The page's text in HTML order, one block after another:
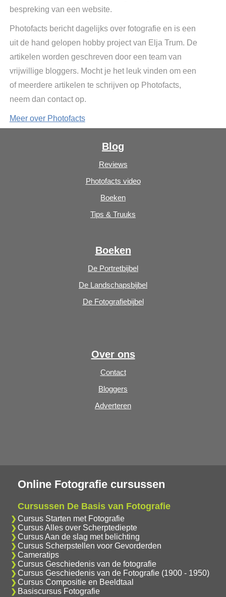
bespreking van een website.
Photofacts bericht dagelijks over fotografie en is een
uit de hand gelopen hobby project van Elja Trum. De
artikelen worden geschreven door een team van
vrijwillige bloggers. Mocht je het leuk vinden om een
of meerdere artikelen te schrijven op Photofacts,
neem dan contact op.
Meer over Photofacts
Blog
Reviews
Photofacts video
Boeken
Tips & Truuks
Boeken
De Portretbijbel
De Landschapsbijbel
De Fotografiebijbel
Over ons
Contact
Bloggers
Adverteren
Online Fotografie cursussen
Cursussen De Basis van Fotografie
Cursus Starten met Fotografie
Cursus Alles over Scherptediepte
Cursus Aan de slag met belichting
Cursus Scherpstellen voor Gevorderden
Cameratips
Cursus Geschiedenis van de fotografie
Cursus Geschiedenis van de Fotografie (1900 - 1950)
Cursus Compositie en Beeldtaal
Basiscursus Fotografie